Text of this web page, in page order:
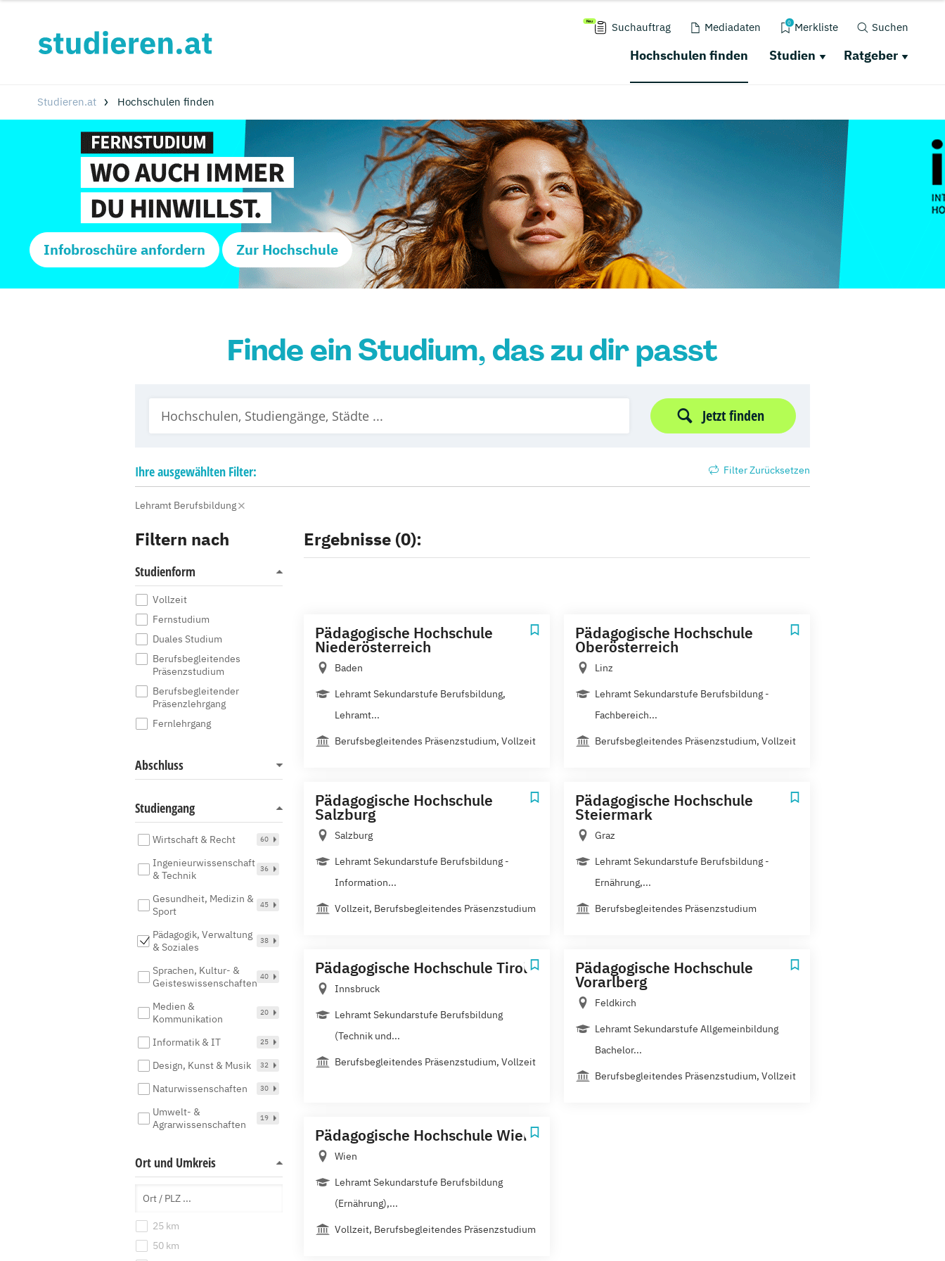
Suchauftrag Mediadaten 0 Merkliste Suchen
Hochschulen finden Studien Ratgeber
Studieren.at Hochschulen finden
Infobroschüre anfordern Zur Hochschule
Finde ein Studium, das zu dir passt
Jetzt finden
Ihreausgewählten Filter: Filter Zurücksetzen
Lehramt Berufsbildung
Filtern nach
Studienform
Vollzeit
Fernstudium
Duales Studium
Berufsbegleitendes
Präsenzstudium
Berufsbegleitender
Präsenzlehrgang
Fernlehrgang
Abschluss
Studiengang
Wirtschaft & Recht 60
Ingenieurwissenschaft
& Technik
36
Gesundheit, Medizin &
Sport
45
Pädagogik, Verwaltung
& Soziales
38
Sprachen, Kultur- &
Geisteswissenschaften
40
Medien &
Kommunikation
20
Informatik & IT 25
Design, Kunst & Musik 32
Naturwissenschaften 30
Umwelt- &
Agrarwissenschaften
19
Ort und Umkreis
25 km
50 km
Ergebnisse (0):
Pädagogische Hochschule
Niederösterreich
Baden
Lehramt Sekundarstufe Berufsbildung,
Lehramt...
Berufsbegleitendes Präsenzstudium, Vollzeit
Pädagogische Hochschule
Oberösterreich
Linz
Lehramt Sekundarstufe Berufsbildung -
Fachbereich...
Berufsbegleitendes Präsenzstudium, Vollzeit
Pädagogische Hochschule
Salzburg
Salzburg
Lehramt Sekundarstufe Berufsbildung -
Information...
Vollzeit, Berufsbegleitendes Präsenzstudium
Pädagogische Hochschule
Steiermark
Graz
Lehramt Sekundarstufe Berufsbildung -
Ernährung,...
Berufsbegleitendes Präsenzstudium
Pädagogische Hochschule Tirol
Innsbruck
Lehramt Sekundarstufe Berufsbildung
(Technik und...
Berufsbegleitendes Präsenzstudium, Vollzeit
Pädagogische Hochschule
Vorarlberg
Feldkirch
Lehramt Sekundarstufe Allgemeinbildung
Bachelor...
Berufsbegleitendes Präsenzstudium, Vollzeit
Pädagogische Hochschule Wien
Wien
Lehramt Sekundarstufe Berufsbildung
(Ernährung),...
Vollzeit, Berufsbegleitendes Präsenzstudium